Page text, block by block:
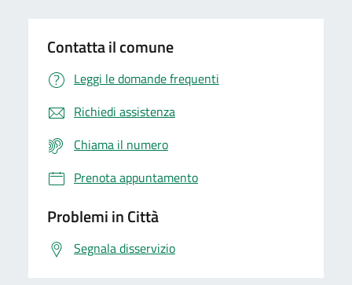
Contatta il comune
Leggi le domande frequenti
Richiedi assistenza
Chiama il numero
Prenota appuntamento
Problemi in Città
Segnala disservizio